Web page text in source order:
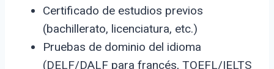
Certificado de estudios previos
(bachillerato, licenciatura, etc.)
Pruebas de dominio del idioma
(DELF/DALF para francés, TOEFL/IELTS